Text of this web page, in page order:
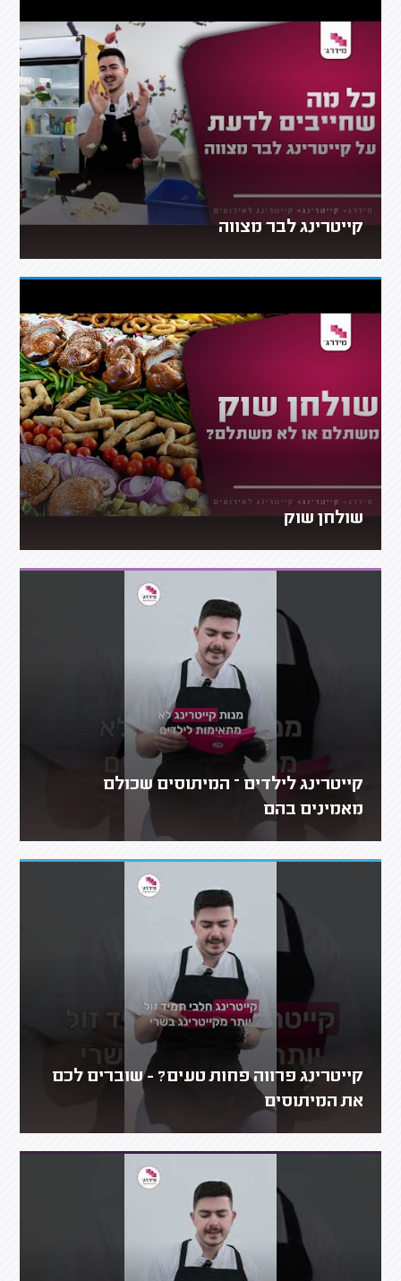
קייטרינג לבר מצווה
שולחן שוק
קייטרינג לילדים – המיתוסים שכולם
מאמינים בהם
קייטרינג פרווה פחות טעים? - שוברים לכם
את המיתוסים